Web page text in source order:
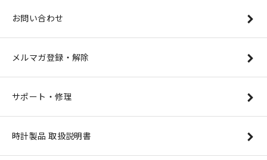
お問い合わせ
メルマガ登録・解除
サポート・修理
時計製品 取扱説明書